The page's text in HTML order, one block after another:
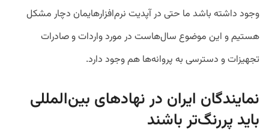
وجود داشته باشد ما حتی در آپدیت نرم‌افزارهایمان دچار مشکل
هستیم و این موضوع سال‌هاست در مورد واردات و صادرات
تجهیزات و دسترسی به پروانه‌ها هم وجود دارد.
نمایندگان ایران در نهادهای بین‌المللی
باید پررنگ‌تر باشند